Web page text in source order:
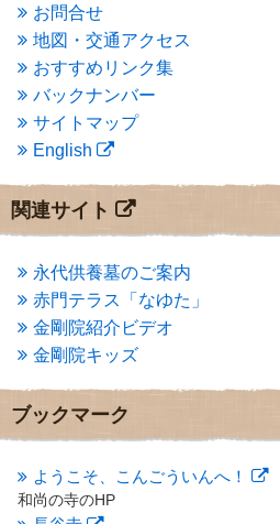
2014年9月
2014年5月(1)
2014年4月 (4)
2014年1月 (1)
2013年11月(4)
2013年10月 (2)
2013年9月(4)
2013年7月
(7)
2013年6月 (6)
2013年5月(13)
2013年4月(1)
2013年3月
(4)
2013年2月(6)
2013年1月(6)
2012年12月(7)
2012年10月(5)
2012年9月
(8)
2012年7月
(10)
2012年6月(14)
2012年5月
お問合せ
地図・交通アクセス
おすすめリンク集
バックナンバー
サイトマップ
English
関連サイト
永代供養墓のご案内
赤門テラス「なゆた」
金剛院紹介ビデオ
金剛院キッズ
ブックマーク
ようこそ、こんごういんへ！
和尚の寺のHP